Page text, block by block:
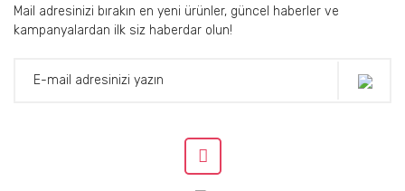
Mail adresinizi bırakın en yeni ürünler, güncel haberler ve
kampanyalardan ilk siz haberdar olun!